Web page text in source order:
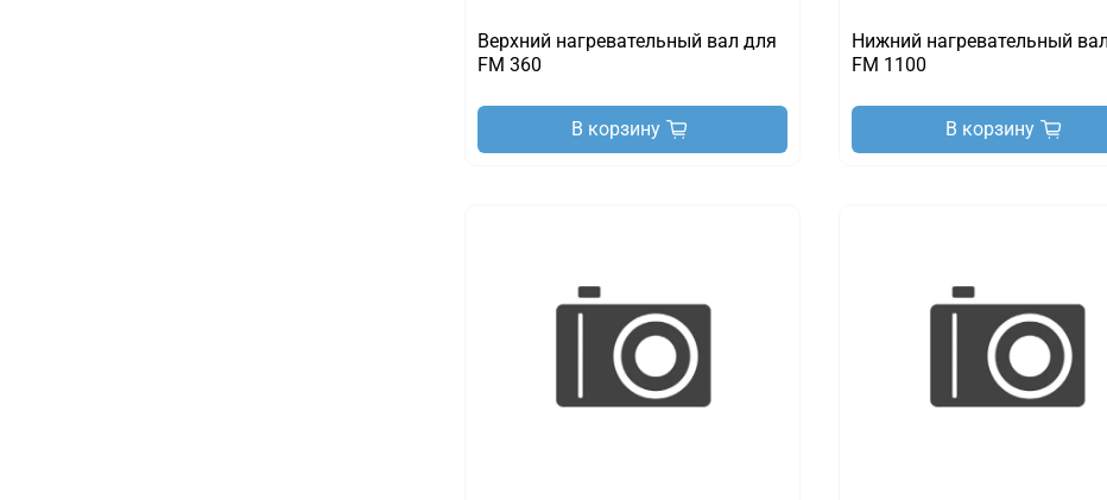
Верхний нагревательный вал для
FM 360
В корзину
Нижний нагревательный
FM 1100
В корзину